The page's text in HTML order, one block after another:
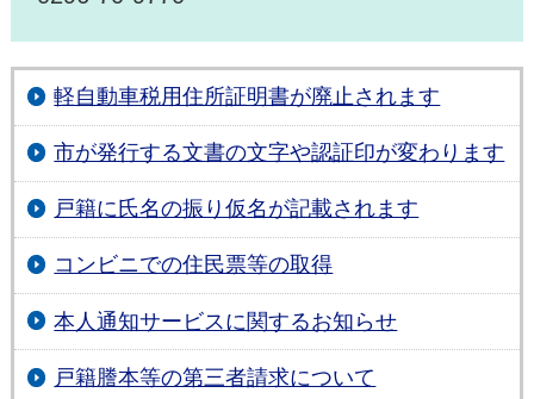
軽自動車税用住所証明書が廃止されます
市が発行する文書の文字や認証印が変わります
戸籍に氏名の振り仮名が記載されます
コンビニでの住民票等の取得
本人通知サービスに関するお知らせ
戸籍謄本等の第三者請求について